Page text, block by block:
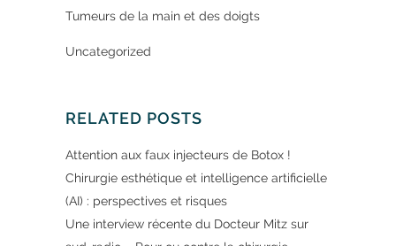
Tumeurs de la main et des doigts
Uncategorized
RELATED POSTS
Attention aux faux injecteurs de Botox !
Chirurgie esthétique et intelligence artificielle
(AI) : perspectives et risques
Une interview récente du Docteur Mitz sur